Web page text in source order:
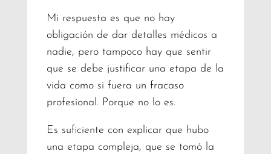
Mi respuesta es que no hay
obligación de dar detalles médicos a
nadie, pero tampoco hay que sentir
que se debe justificar una etapa de la
vida como si fuera un fracaso
profesional. Porque no lo es.
Es suficiente con explicar que hubo
una etapa compleja, que se tomó la